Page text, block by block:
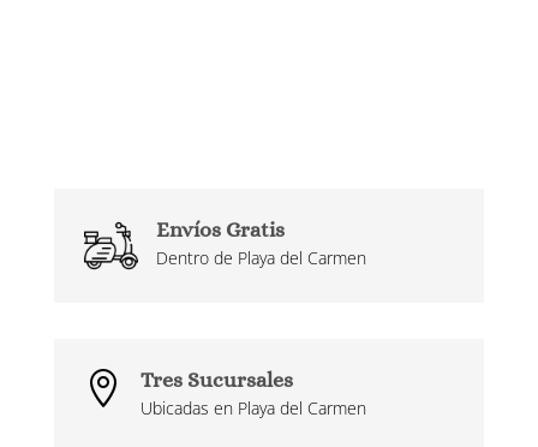
Envíos Gratis
Dentro de Playa del Carmen
 Tres Sucursales
Ubicadas en Playa del Carmen